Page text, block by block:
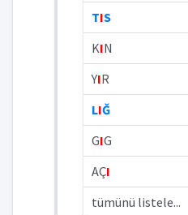
TIS
KIN
YIR
LIĞ
GIG
AÇI
tümünü listele...